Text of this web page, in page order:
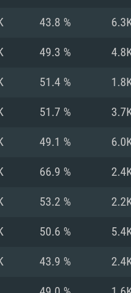
구사항
장 사양
영체제: Windows
로세서: Intel
모리: 16 GB 이상
래픽 카드:
장 사양
영체제: Mac OS
로세서: Core i7
장 사양
영체제: Ubuntu
로세서: Intel Core
모리: 16 GB
래픽 카드:
43.8 %
49.3 %
51.4 %
51.7 %
49.1 %
66.9 %
53.2 %
50.6 %
43.9 %